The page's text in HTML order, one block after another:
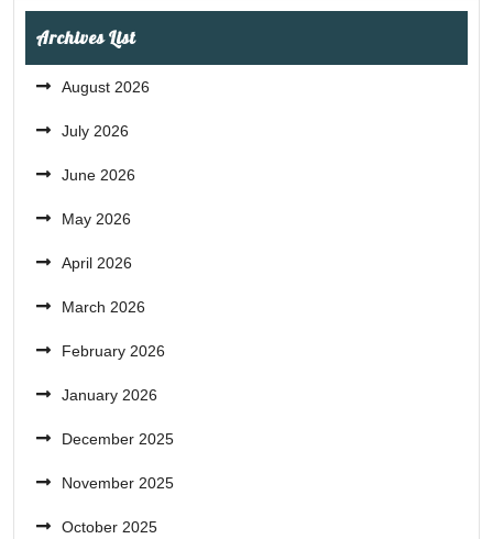
Archives List
August 2026
July 2026
June 2026
May 2026
April 2026
March 2026
February 2026
January 2026
December 2025
November 2025
October 2025